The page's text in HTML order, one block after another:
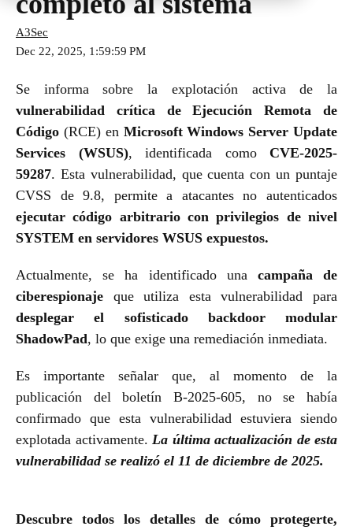
A3Sec
Dec 22, 2025, 1:59:59 PM
Se informa sobre la explotación activa de la
vulnerabilidad crítica de Ejecución Remota de
Código (RCE) en Microsoft Windows Server Update
Services (WSUS), identificada como CVE-2025-
59287. Esta vulnerabilidad, que cuenta con un puntaje
CVSS de 9.8, permite a atacantes no autenticados
ejecutar código arbitrario con privilegios de nivel
SYSTEM en servidores WSUS expuestos.
Actualmente, se ha identificado una campaña de
ciberespionaje que utiliza esta vulnerabilidad para
desplegar el sofisticado backdoor modular
ShadowPad, lo que exige una remediación inmediata.
Es importante señalar que, al momento de la
publicación del boletín B-2025-605, no se había
confirmado que esta vulnerabilidad estuviera siendo
explotada activamente. La última actualización de esta
vulnerabilidad se realizó el 11 de diciembre de 2025.
Descubre todos los detalles de cómo protegerte,